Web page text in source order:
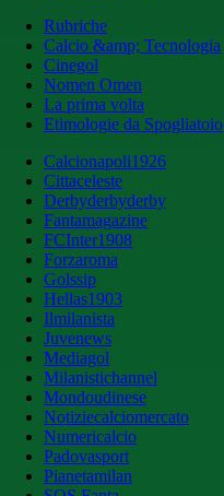
Rubriche
Calcio &amp; Tecnologia
Cinegol
Nomen Omen
La prima volta
Etimologie da Spogliatoio
Calcionapoli1926
Cittaceleste
Derbyderbyderby
Fantamagazine
FCInter1908
Forzaroma
Golssip
Hellas1903
Ilmilanista
Juvenews
Mediagol
Milanistichannel
Mondoudinese
Notiziecalciomercato
Numericalcio
Padovasport
Pianetamilan